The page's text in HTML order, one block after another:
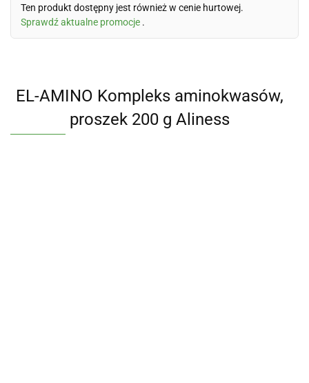
Ten produkt dostępny jest również w cenie hurtowej.
Sprawdź aktualne promocje .
EL-AMINO Kompleks aminokwasów,
proszek 200 g Aliness